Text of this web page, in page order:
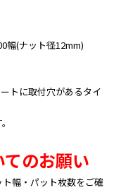
幅(ナット径12mm)
トに取付穴があるタイ
のお願い
幅・パット枚数をご確